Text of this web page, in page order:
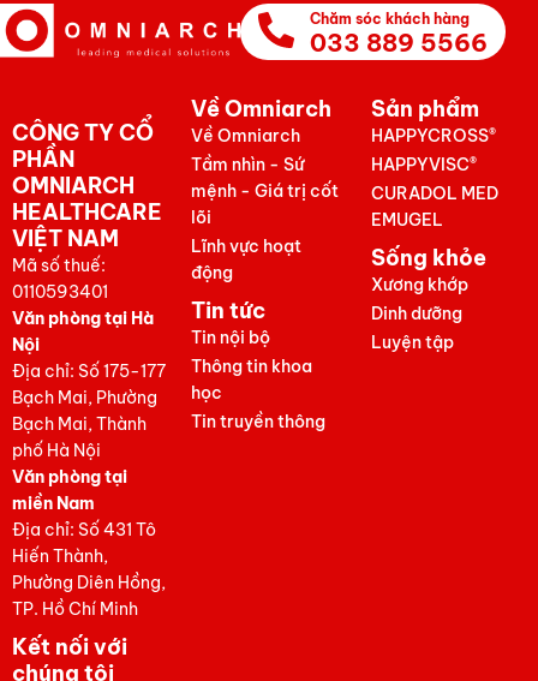
Chăm sóc khách hàng
033 889 5566
CÔNG TY CỔ
PHẦN
OMNIARCH
HEALTHCARE
VIỆT NAM
Mã số thuế:
0110593401
Văn phòng tại Hà
Nội
Địa chỉ: Số 175-177
Bạch Mai, Phường
Bạch Mai, Thành
phố Hà Nội
Văn phòng tại
miền Nam
Địa chỉ: Số 431 Tô
Hiến Thành,
Phường Diên Hồng,
TP. Hồ Chí Minh
Kết nối với
chúng tôi
Về Omniarch
Về Omniarch
Tầm nhìn - Sứ
mệnh - Giá trị cốt
lõi
Lĩnh vực hoạt
động
Tin tức
Tin nội bộ
Thông tin khoa
học
Tin truyền thông
Sản phẩm
HAPPYCROSS®
HAPPYVISC®
CURADOL MED
EMUGEL
Sống khỏe
Xương khớp
Dinh dưỡng
Luyện tập